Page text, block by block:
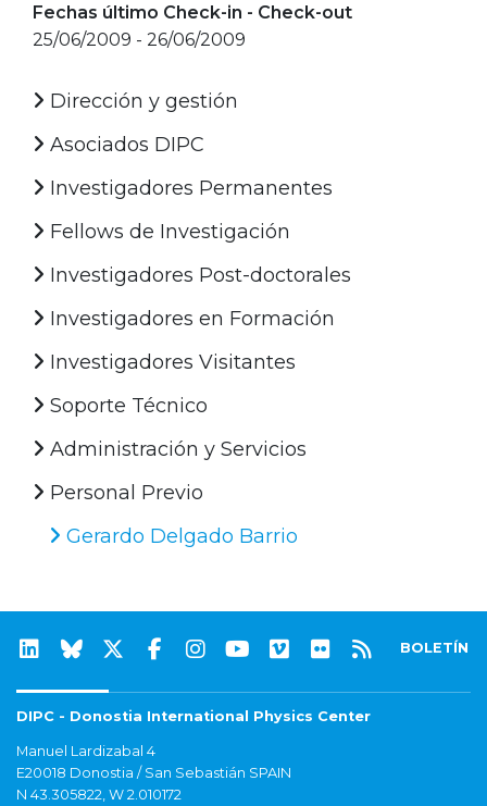
Fechas último Check-in - Check-out
25/06/2009 - 26/06/2009
Dirección y gestión
Asociados DIPC
Investigadores Permanentes
Fellows de Investigación
Investigadores Post-doctorales
Investigadores en Formación
Investigadores Visitantes
Soporte Técnico
Administración y Servicios
Personal Previo
Gerardo Delgado Barrio
BOLETÍN
DIPC - Donostia International Physics Center
Manuel Lardizabal 4
E20018 Donostia / San Sebastián SPAIN
N 43.305822, W 2.010172